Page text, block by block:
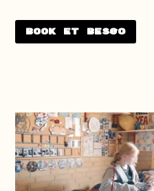
Book et besøg